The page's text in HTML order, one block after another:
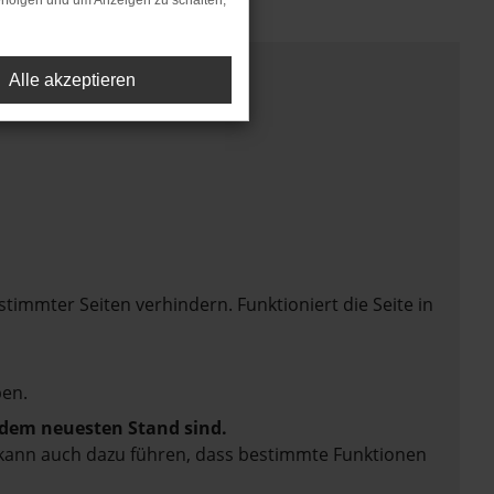
Seiten verhindern. Funktioniert die Seite in
neuesten Stand sind.
auch dazu führen, dass bestimmte Funktionen
Alle akzeptieren